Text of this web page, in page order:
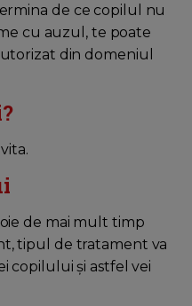
de ce copilul nu
cu auzul, te poate
din domeniul
de mai mult timp
tipul de tratament va
copilului și astfel vei